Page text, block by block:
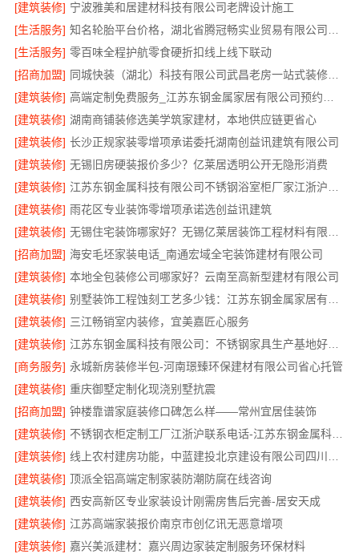
[建筑装修] 宁波雅美和居建材科技有限公司老牌设计施工
[生活服务]
[生活服务] 零百味全程护航零食硬折扣线上线下联动
[招商加盟]
同城快装（湖北）科技有限公司武昌老房一站式装修北欧风靠谱
[建筑装修]
[建筑装修] 湖南商铺装修选美学筑家建材，本地供应链更省心
[建筑装修] 长沙正规家装零增项承诺委托湖南创益讯建筑有限公司
[建筑装修] 无锡旧房硬装报价多少？亿莱居透明公开无隐形消费
[建筑装修]
[建筑装修] 雨花区专业装饰零增项承诺选创益讯建筑
[建筑装修]
[招商加盟] 海安毛坯家装电话_南通宏域全宅装饰建材有限公司
[建筑装修] 本地全包装修公司哪家好？云南至高新型建材有限公司
[建筑装修]
[建筑装修] 三江畅销室内装修，宜美嘉匠心服务
[建筑装修]
江苏东钢金属科技有限公司：不锈钢家具生产基地好不好
[商务服务] 永城新房装修半包-河南璟臻环保建材有限公司省心托管
[建筑装修] 重庆御墅定制化现浇别墅抗震
[招商加盟] 钟楼靠谱家庭装修口碑怎么样——常州宜居佳装饰
[建筑装修]
不锈钢衣柜定制工厂江浙沪联系电话-江苏东钢金属科技有限公司
[建筑装修]
[建筑装修] 顶派全铝高端定制家装防潮防腐在线咨询
[建筑装修] 西安高新区专业家装设计刚需房售后完善-居安天成
[建筑装修] 江苏高端家装报价南京市创亿讯无恶意增项
[建筑装修] 嘉兴美派建材：嘉兴周边家装定制服务环保材料